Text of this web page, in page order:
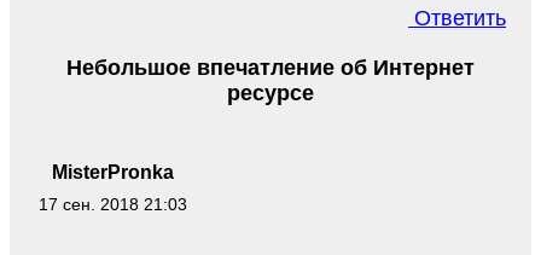
Ответить
MisterPronka
17 сен. 2018 21:03
Небольшое впечатление об Интернет
ресурсе